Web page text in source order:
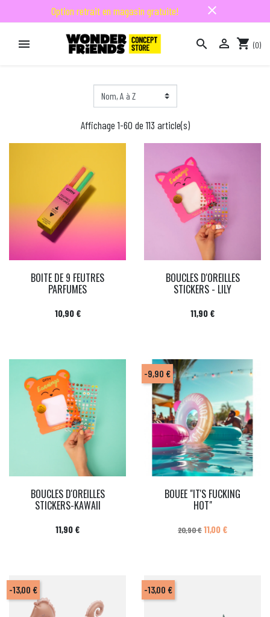
Option retrait en magasin gratuite! close
   shopping_cart (0)
Affichage 1-60 de 113 article(s)
BOITE DE 9 FEUTRES
PARFUMES
Prix
10,90 €
BOUCLES D'OREILLES
STICKERS - LILY
Prix
11,90 €
BOUCLES D'OREILLES
STICKERS-KAWAII
Prix
11,90 €
BOUEE "IT'S FUCKING
HOT"
Prix de base
20,90 €Prix
11,00 €
-9,90 €
-13,00 € -13,00 €